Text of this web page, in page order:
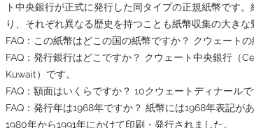
ト中央銀行が正式に発行した同タイプの正規紙幣です
り、それぞれ異なる歴史を持つことも紙幣収集の大きな
FAQ：この紙幣はどこの国の紙幣ですか？ クウェートの
FAQ：発行銀行はどこですか？ クウェート中央銀行（
Kuwait）です。
FAQ：額面はいくらですか？ 10クウェートディナールで
FAQ：発行年は1968年ですか？ 紙幣には1968年表記が
1980年から1991年にかけて印刷・発行されました。